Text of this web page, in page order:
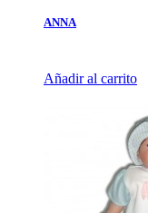
ANNA
Añadir al carrito